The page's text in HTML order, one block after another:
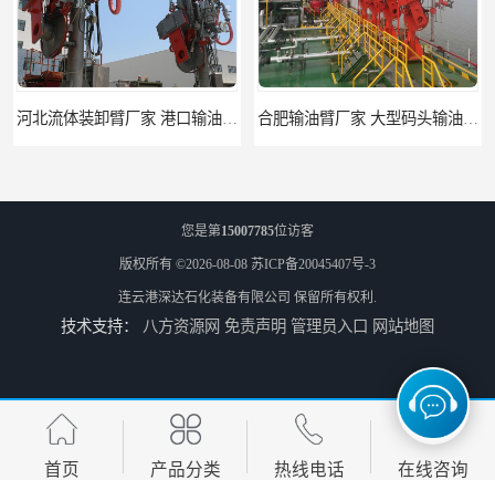
江苏底部鹤管厂商 深达石化装备有限公司 合肥鹤管价格 火车液动潜油泵装卸鹤管 深达装备
您是第15007785位访客
版权所有 ©2026-08-08 苏ICP备20045407号-3
连云港深达石化装备有限公司 保留所有权利.
技术支持： 八方资源网 免责声明 管理员入口 网站地图
首页 产品分类 热线电话 在线咨询